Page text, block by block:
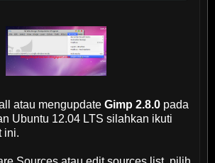
atau mengupdateGimp 2.8.0 pada
Ubuntu 12.04 LTS silahkan ikuti
ini.